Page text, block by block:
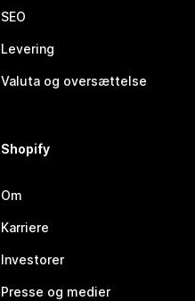
SEO
Levering
Valuta og oversættelse
Shopify
Om
Karriere
Investorer
Presse og medier